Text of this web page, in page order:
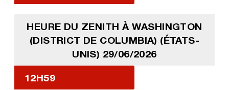
HEURE DU ZENITH À WASHINGTON
(DISTRICT DE COLUMBIA) (ÉTATS-
UNIS) 29/06/2026
12H59